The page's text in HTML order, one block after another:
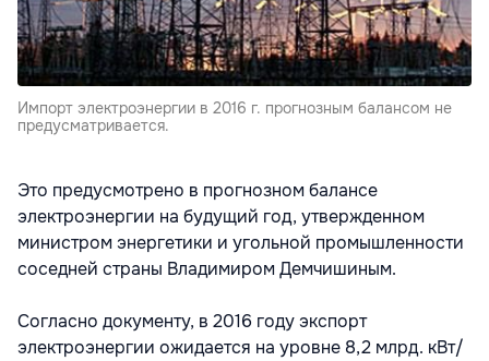
Импорт электроэнергии в 2016 г. прогнозным балансом не
предусматривается.
Это предусмотрено в прогнозном балансе
электроэнергии на будущий год, утвержденном
министром энергетики и угольной промышленности
соседней страны Владимиром Демчишиным.
Согласно документу, в 2016 году экспорт
электроэнергии ожидается на уровне 8,2 млрд. кВт/